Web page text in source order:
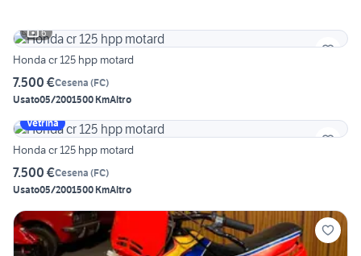
6
Honda cr 125 hpp motard
7.500 €Cesena (FC)
Usato05/2001500 KmAltro
Vetrina
Honda cr 125 hpp motard
7.500 €Cesena (FC)
Usato05/2001500 KmAltro